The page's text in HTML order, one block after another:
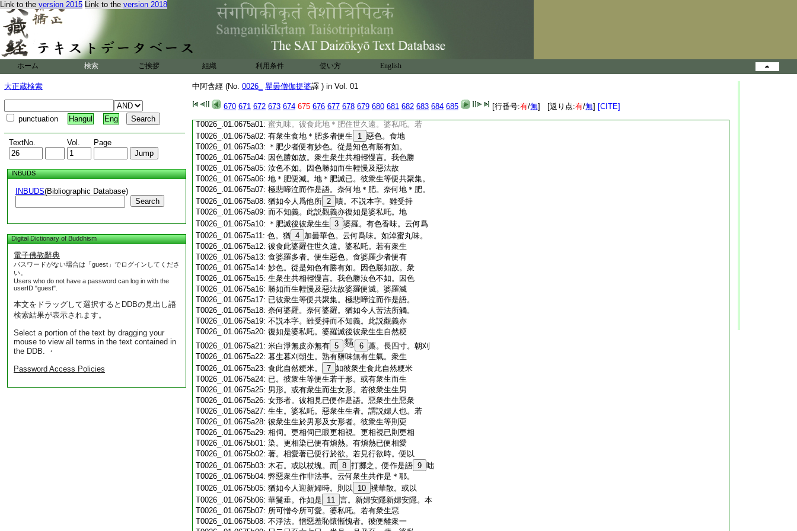
Link to the version 2015 Link to the version 2018
ホーム 検索 ご挨拶 組織 利用条件 使い方 English
大正蔵検索
punctuation Hangul Eng
TextNo. Vol. Page
INBUDS
INBUDS(Bibliographic Database)
Search
Digital Dictionary of Buddhism
電子佛教辭典
パスワードがない場合は「guest」でログインしてくださ
い。
Users who do not have a password can log in with the
userID "guest".
本文をドラッグして選択するとDDBの見出し語
検索結果が表示されます。
Select a portion of the text by dragging your
mouse to view all terms in the text contained in
the DDB. ・
Password Access Policies
中阿含經 (No. 0026_ 瞿曇僧伽提婆譯 ) in Vol. 01
670 671 672 673 674 675 676 677 678 679 680 681 682 683 684 685 [行番号:有/無] [返り点:有/無] [CITE]
T0026_.01.0674c19:便有月半月。有時有歳。彼食 19 地味住世
T0026_.01.0674c20: 久遠。婆私吒。若有衆生食地味多者。便生
T0026_.01.0674c21:惡色。食地味少者便有妙色。從是知色有
T0026_.01.0674c22:
勝有如。因色勝如故。衆生衆生共相輕慢
言。我色勝汝色不如。因色勝如而生輕慢
及惡法故地味便滅。地味滅已。彼衆生等便
T0026_.01.0674c25:共聚集。極悲啼泣而作是語。奈何地味。奈何
T0026_.01.0674c26:地味。猶如今人含消美物。不説本字。雖受
T0026_.01.0674c27:持而不知義。此説觀義亦復如是婆私吒。
T0026_.01.0674c28: 地味滅後彼衆生生地 20
肥有色香味。云何
T0026_.01.0675a01: 蜜丸味。彼食此地＊肥住世久遠。婆私吒。若
T0026_.01.0675a02: 有衆生食地＊肥多者便生 1 惡色。食地
T0026_.01.0675a03: ＊肥少者便有妙色。從是知色有勝有如。
T0026_.01.0675a04: 因色勝如故。衆生衆生共相輕慢言。我色勝
T0026_.01.0675a05: 汝色不如。因色勝如而生輕慢及惡法故
T0026_.01.0675a06: 地＊肥便滅。地＊肥滅已。彼衆生等便共聚集。
T0026_.01.0675a07: 極悲啼泣而作是語。奈何地＊肥。奈何地＊肥。
T0026_.01.0675a08: 猶如今人爲他所 2 嘖。不説本字。雖受持
T0026_.01.0675a09: 而不知義。此説觀義亦復如是婆私吒。地
T0026_.01.0675a10: ＊肥滅後彼衆生生 3 婆羅。有色香味。云何爲
T0026_.01.0675a11: 色。猶 4 加曇華色。云何爲味。如淖蜜丸味。
T0026_.01.0675a12: 彼食此婆羅住世久遠。婆私吒。若有衆生
T0026_.01.0675a13: 食婆羅多者。便生惡色。食婆羅少者便有
T0026_.01.0675a14: 妙色。從是知色有勝有如。因色勝如故。衆
T0026_.01.0675a15: 生衆生共相輕慢言。我色勝汝色不如。因色
T0026_.01.0675a16: 勝如而生輕慢及惡法故婆羅便滅。婆羅滅
T0026_.01.0675a17: 已彼衆生等便共聚集。極悲啼泣而作是語。
T0026_.01.0675a18: 奈何婆羅。奈何婆羅。猶如今人苦法所觸。
T0026_.01.0675a19: 不説本字。雖受持而不知義。此説觀義亦
T0026_.01.0675a20: 復如是婆私吒。婆羅滅後彼衆生生自然粳
T0026_.01.0675a21: 米白淨無皮亦無有 5 6 藁。長四寸。朝刈
T0026_.01.0675a22: 暮生暮刈朝生。熟有鹽味無有生氣。衆生
T0026_.01.0675a23: 食此自然粳米。 7 如彼衆生食此自然粳米
T0026_.01.0675a24: 已。彼衆生等便生若干形。或有衆生而生
T0026_.01.0675a25: 男形。或有衆生而生女形。若彼衆生生男
T0026_.01.0675a26: 女形者。彼相見已便作是語。惡衆生生惡衆
T0026_.01.0675a27: 生生。婆私吒。惡衆生生者。謂説婦人也。若
T0026_.01.0675a28: 彼衆生生於男形及女形者。彼衆生等則更
T0026_.01.0675a29: 相伺。更相伺已眼更相視。更相視已則更相
T0026_.01.0675b01: 染。更相染已便有煩熱。有煩熱已便相愛
T0026_.01.0675b02: 著。相愛著已便行於欲。若見行欲時。便以
T0026_.01.0675b03: 木石。或以杖塊。而 8 打擲之。便作是語 9 咄
T0026_.01.0675b04: 弊惡衆生作非法事。云何衆生共作是＊耶。
T0026_.01.0675b05: 猶如今人迎新婦時。則以 10 襆華散。或以
T0026_.01.0675b06: 華鬘垂。作如是 11 言。新婦安隱新婦安隱。本
T0026_.01.0675b07: 所可憎今所可愛。婆私吒。若有衆生惡
T0026_.01.0675b08: 不淨法。憎惡羞恥懷慚愧者。彼便離衆一